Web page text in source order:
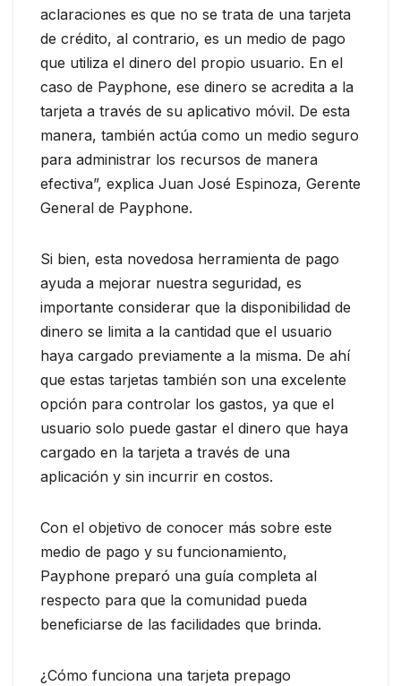
aclaraciones es que no se trata de una tarjeta
de crédito, al contrario, es un medio de pago
que utiliza el dinero del propio usuario. En el
caso de Payphone, ese dinero se acredita a la
tarjeta a través de su aplicativo móvil. De esta
manera, también actúa como un medio seguro
para administrar los recursos de manera
efectiva”, explica Juan José Espinoza, Gerente
General de Payphone.
Si bien, esta novedosa herramienta de pago
ayuda a mejorar nuestra seguridad, es
importante considerar que la disponibilidad de
dinero se limita a la cantidad que el usuario
haya cargado previamente a la misma. De ahí
que estas tarjetas también son una excelente
opción para controlar los gastos, ya que el
usuario solo puede gastar el dinero que haya
cargado en la tarjeta a través de una
aplicación y sin incurrir en costos.
Con el objetivo de conocer más sobre este
medio de pago y su funcionamiento,
Payphone preparó una guía completa al
respecto para que la comunidad pueda
beneficiarse de las facilidades que brinda.
¿Cómo funciona una tarjeta prepago